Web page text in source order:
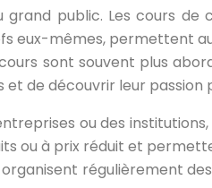
public. Les cours
eux-mêmes, permettent
sont souvent plus
de découvrir leur passion
ou des
ou à prix réduit et
régulièrement